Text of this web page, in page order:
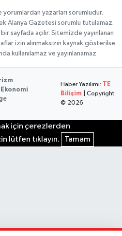
yorumlardan yazarları sorumludur.
Alanya Gazetesi sorumlu tutulamaz.
sayfada açılır. Sitemizde yayınlanan
izin alınmaksızın kaynak gösterilse
kullanılamaz ve yayınlanamaz
Ekonomi
Haber Yazılımı:
TE
Bilişim | Copyright
© 2026
için çerezlerden
lütfen tıklayın.
Tamam